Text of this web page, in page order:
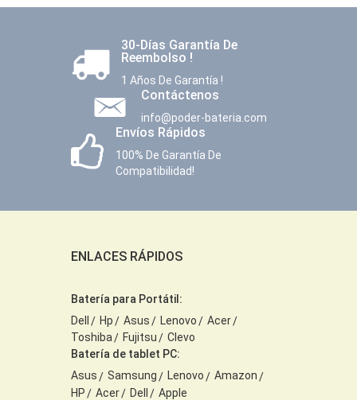
30-Días Garantía De
Reembolso !
1 Años De Garantía !
Contáctenos
info@poder-bateria.com
Envíos Rápidos
100% De Garantía De
Compatibilidad!
ENLACES RÁPIDOS
Batería para Portátil:
Dell
Hp Asus Lenovo
Acer
Toshiba
Fujitsu
Clevo
Batería de tablet PC:
Asus
Samsung Lenovo
Amazon
HP
Acer Dell
Apple